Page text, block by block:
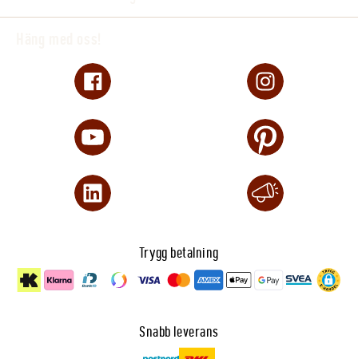
Trygg betalning
Snabb leverans